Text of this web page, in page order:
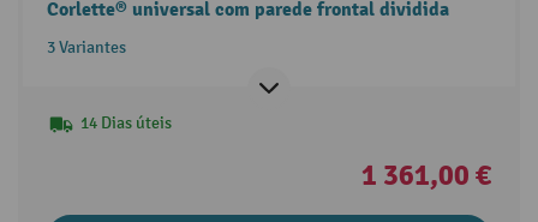
Corlette® universal com parede frontal dividida
3 Variantes
14 Dias úteis
1 361,00 €